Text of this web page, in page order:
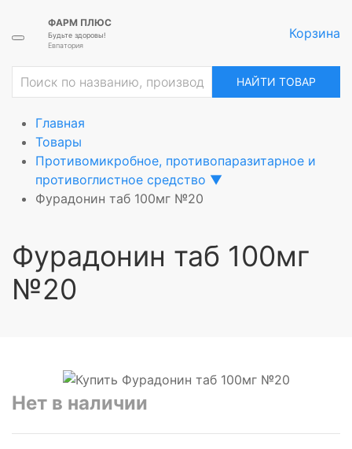
ФАРМ ПЛЮС
Будьте здоровы!
Евпатория
Корзина
НАЙТИ ТОВАР
Главная
Товары
Противомикробное, противопаразитарное и
противоглистное средство ▼
Фурадонин таб 100мг №20
Фурадонин таб 100мг
№20
Нет в наличии